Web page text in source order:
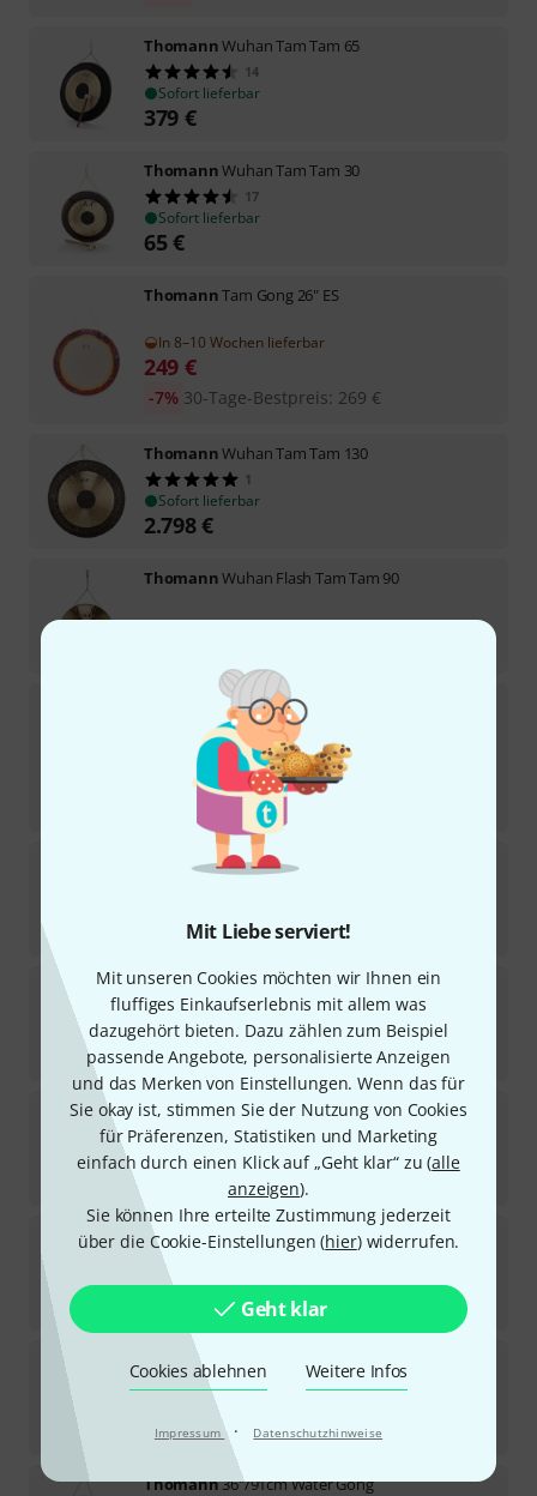
Mit Liebe serviert!
Mit unseren Cookies möchten wir Ihnen ein
fluffiges Einkaufserlebnis mit allem was
dazugehört bieten. Dazu zählen zum Beispiel
passende Angebote, personalisierte Anzeigen
und das Merken von Einstellungen. Wenn das für
Sie okay ist, stimmen Sie der Nutzung von Cookies
für Präferenzen, Statistiken und Marketing
einfach durch einen Klick auf „Geht klar“ zu (alle
anzeigen).
Sie können Ihre erteilte Zustimmung jederzeit
über die Cookie-Einstellungen (hier) widerrufen.
Geht klar
Cookies ablehnen Weitere Infos
Impressum · Datenschutzhinweise
ThomannWuhan Tam Tam 65
14
Sofort lieferbar
379 €
ThomannWuhan Tam Tam 30
17
Sofort lieferbar
65€
ThomannTam Gong 26" ES
In 8–10 Wochen lieferbar
249 €
30-Tage-Bestpreis: 269 €
-7%
ThomannWuhan Tam Tam 130
1
Sofort lieferbar
2.798€
ThomannWuhan Flash Tam Tam 90
Sofort lieferbar
34" Gong
Sofort lieferbar
1.435
UVP:1.789 €
ThomannWuhan Tam Tam 55
€
Thomann24"/61cm Symphonic Gong
Sofort lieferbar
998 €
ThomannWuhan Tam Tam 125
2
Sofort lieferbar
ThomannWuhan Tam Tam 35
Sofort lieferbar
Thomann Wuhan Yin & Yang Tam Tam 60
1
Sofort lieferbar
298€
Thomann36"/91cm Water Gong